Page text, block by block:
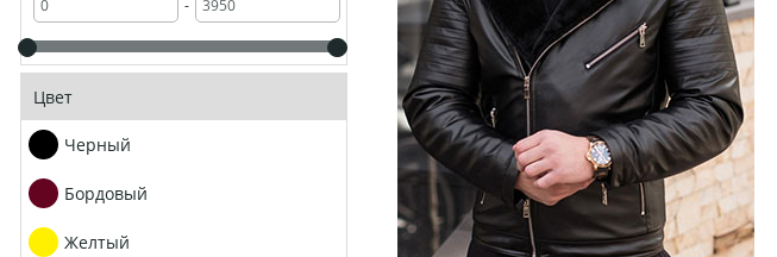
-
Цвет
Черный
Бордовый
Желтый